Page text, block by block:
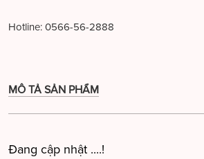
Hotline: 0566-56-2888
MÔ TẢ SẢN PHẨM
Đang cập nhật ....!